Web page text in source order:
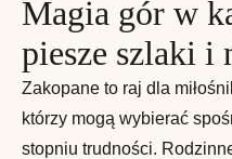
Magia gór w
piesze szlaki i
Zakopane to raj dla
którzy mogą wybierać
stopniu trudności.